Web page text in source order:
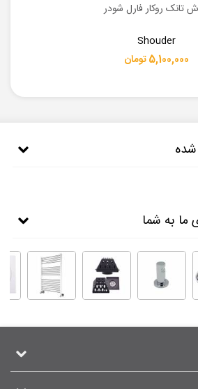
تانک روکار فارل شودر
Shouder
5,100,000 تومان
ما به شما